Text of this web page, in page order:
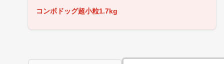
コンボドッグ超小粒1.7kg